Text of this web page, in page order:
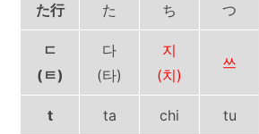
た行 た ち つ
ㄷ
(ㅌ)
다
(타)
지
(치)
쓰
t ta chi tu